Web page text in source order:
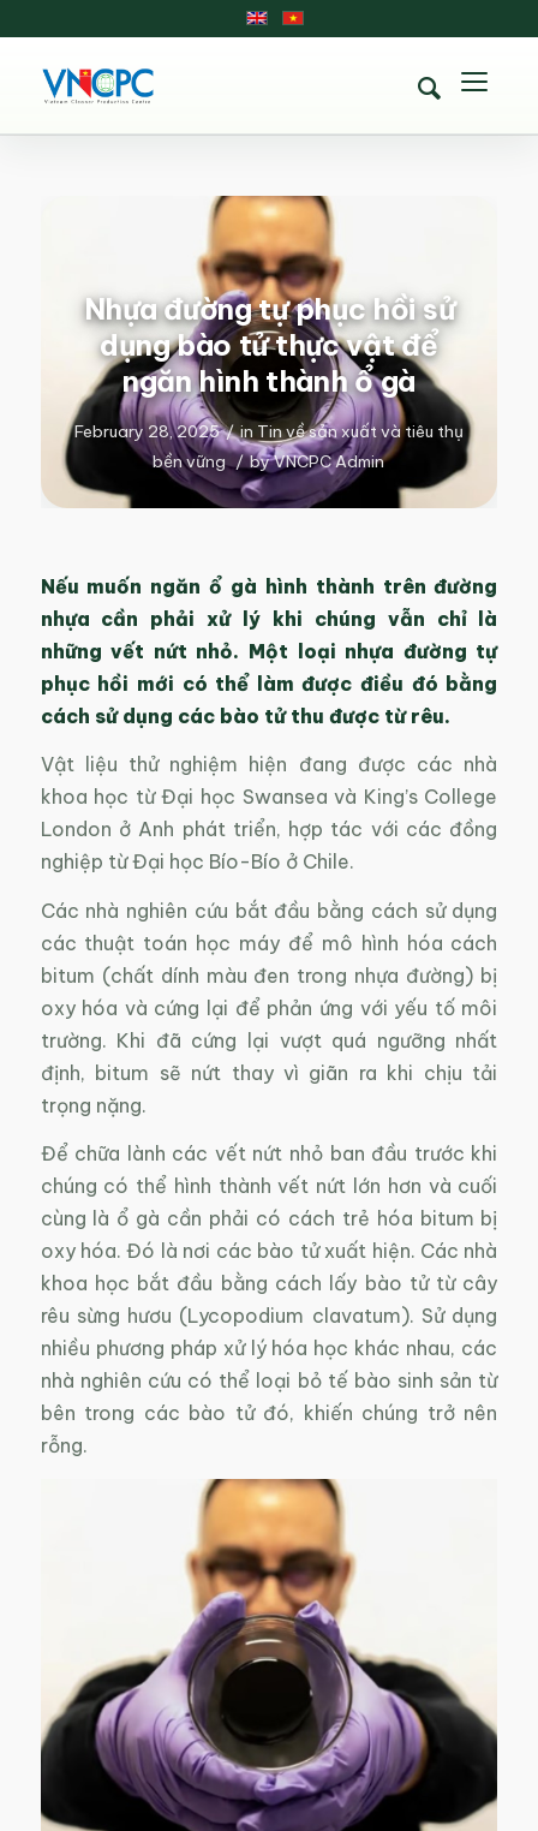
Nhựa đường tự phục hồi sử
dụng bào tử thực vật để
ngăn hình thành ổ gà
February 28, 2025 / in Tin về sản xuất và tiêu thụ
bền vững / byVNCPC Admin
Nếu muốn ngăn ổ gà hình thành trên đường
nhựa cần phải xử lý khi chúng vẫn chỉ là
những vết nứt nhỏ. Một loại nhựa đường tự
phục hồi mới có thể làm được điều đó bằng
cách sử dụng các bào tử thu được từ rêu.
Vật liệu thử nghiệm hiện đang được các nhà
khoa học từ Đại học Swansea và King’s College
London ở Anh phát triển, hợp tác với các đồng
nghiệp từ Đại học Bío-Bío ở Chile.
Các nhà nghiên cứu bắt đầu bằng cách sử dụng
các thuật toán học máy để mô hình hóa cách
bitum (chất dính màu đen trong nhựa đường) bị
oxy hóa và cứng lại để phản ứng với yếu tố môi
trường. Khi đã cứng lại vượt quá ngưỡng nhất
định, bitum sẽ nứt thay vì giãn ra khi chịu tải
trọng nặng.
Để chữa lành các vết nứt nhỏ ban đầu trước khi
chúng có thể hình thành vết nứt lớn hơn và cuối
cùng là ổ gà cần phải có cách trẻ hóa bitum bị
oxy hóa. Đó là nơi các bào tử xuất hiện. Các nhà
khoa học bắt đầu bằng cách lấy bào tử từ cây
rêu sừng hươu (Lycopodium clavatum). Sử dụng
nhiều phương pháp xử lý hóa học khác nhau, các
nhà nghiên cứu có thể loại bỏ tế bào sinh sản từ
bên trong các bào tử đó, khiến chúng trở nên
rỗng.